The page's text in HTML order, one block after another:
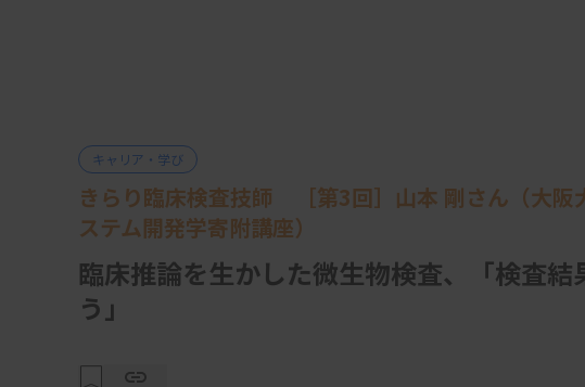
キャリア・学び
きらり臨床検査技師 ［第3回］山本 剛さん（大阪
ステム開発学寄附講座）
臨床推論を生かした微生物検査、「検査
う」